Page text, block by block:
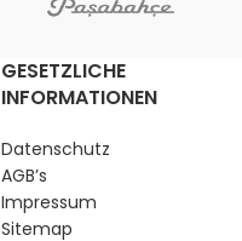
GESETZLICHE
INFORMATIONEN
Datenschutz
AGB’s
Impressum
Sitemap